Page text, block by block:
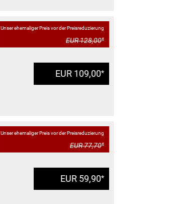
Unser ehemaliger Preis vor der Preisreduzierung
EUR 128,00*
EUR 109,00*
Unser ehemaliger Preis vor der Preisreduzierung
EUR 77,70*
EUR 59,90*